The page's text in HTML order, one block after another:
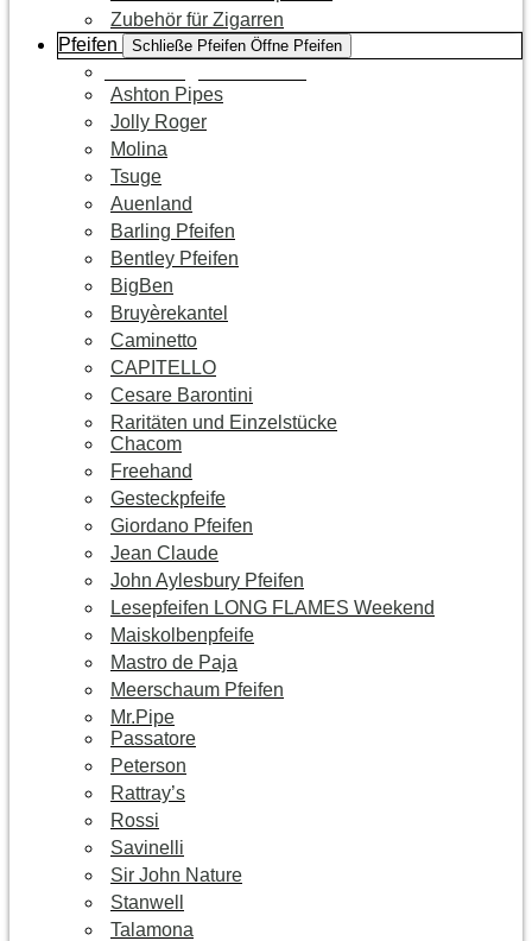
Zubehör für Zigarren
Pfeifen
Schließe Pfeifen Öffne Pfeifen
Ashton Pipes
Jolly Roger
Molina
Tsuge
Auenland
Barling Pfeifen
Bentley Pfeifen
BigBen
Bruyèrekantel
Caminetto
CAPITELLO
Cesare Barontini
Raritäten und Einzelstücke
Chacom
Freehand
Gesteckpfeife
Giordano Pfeifen
Jean Claude
John Aylesbury Pfeifen
Lesepfeifen LONG FLAMES Weekend
Maiskolbenpfeife
Mastro de Paja
Meerschaum Pfeifen
Mr.Pipe
Passatore
Peterson
Rattray’s
Rossi
Savinelli
Sir John Nature
Stanwell
Talamona